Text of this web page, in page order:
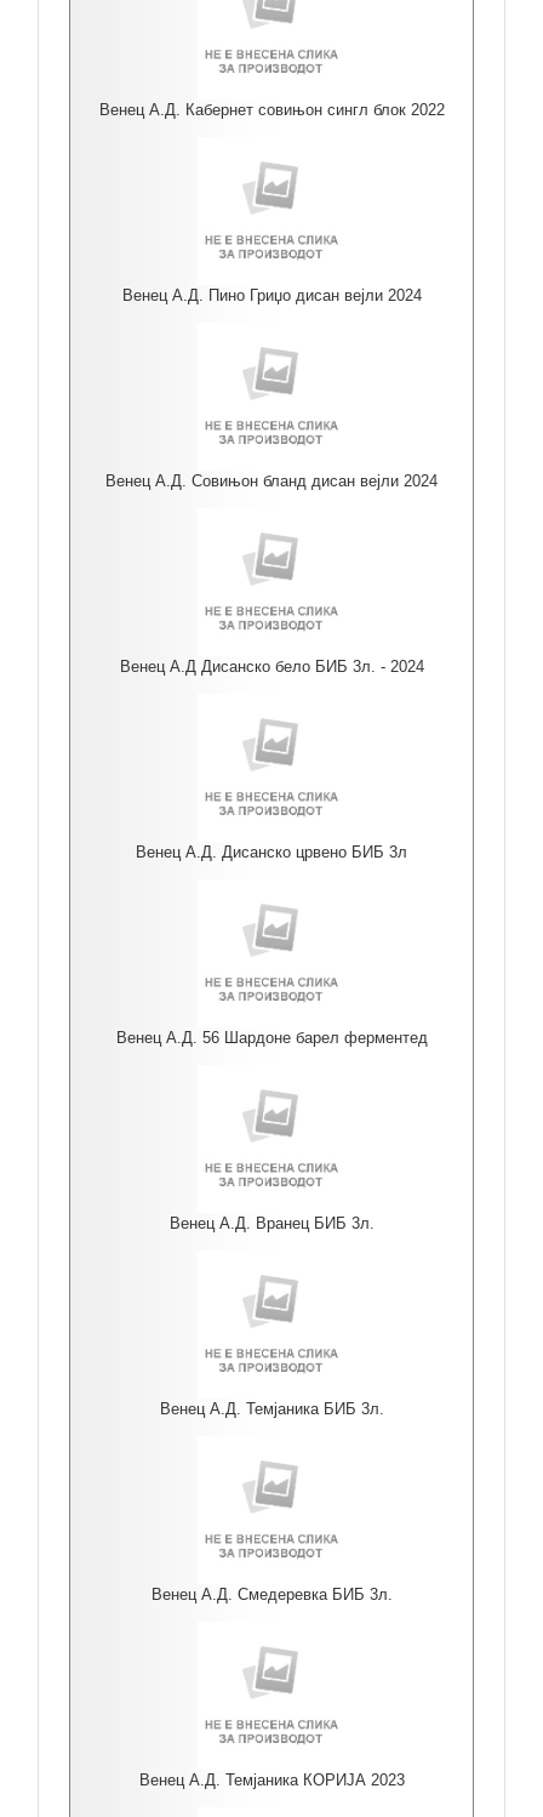
Венец А.Д. Кабернет совињон сингл блок 2022
Венец А.Д. Пино Гриџо дисан вејли 2024
Венец А.Д. Совињон бланд дисан вејли 2024
Венец А.Д Дисанско бело БИБ 3л. - 2024
Венец А.Д. Дисанско црвено БИБ 3л
Венец А.Д. 56 Шардоне барел ферментед
Венец А.Д. Вранец БИБ 3л.
Венец А.Д. Темјаника БИБ 3л.
Венец А.Д. Смедеревка БИБ 3л.
Венец А.Д. Темјаника КОРИЈА 2023